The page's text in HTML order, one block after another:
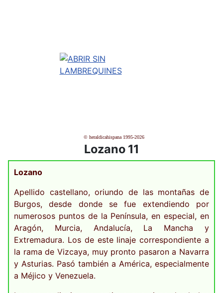
© heraldicahispana 1995-2026
Lozano 11
Lozano
Apellido castellano, oriundo de las montañas de
Burgos, desde donde se fue extendiendo por
numerosos puntos de la Península, en especial, en
Aragón, Murcia, Andalucía, La Mancha y
Extremadura. Los de este linaje correspondiente a
la rama de Vizcaya, muy pronto pasaron a Navarra
y Asturias. Pasó también a América, especialmente
a Méjico y Venezuela.